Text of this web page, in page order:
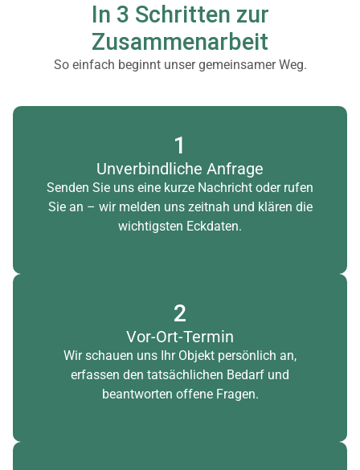
In 3 Schritten zur
Zusammenarbeit
So einfach beginnt unser gemeinsamer Weg.
1
Unverbindliche Anfrage
Senden Sie uns eine kurze Nachricht oder rufen
Sie an – wir melden uns zeitnah und klären die
wichtigsten Eckdaten.
2
Vor-Ort-Termin
Wir schauen uns Ihr Objekt persönlich an,
erfassen den tatsächlichen Bedarf und
beantworten offene Fragen.